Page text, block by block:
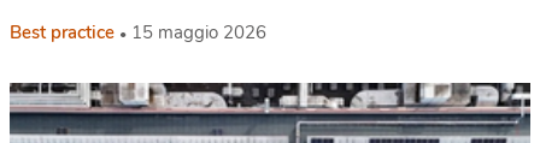
Best practice 15 maggio 2026